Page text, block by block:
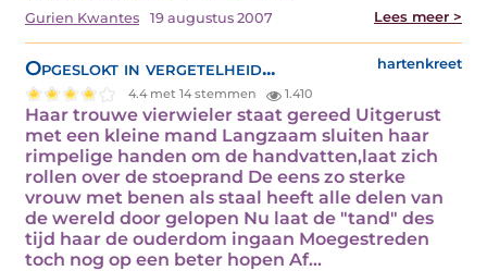
Gurien Kwantes 19 augustus 2007 Lees meer >
Opgeslokt in vergetelheid... hartenkreet
4.4 met 14 stemmen 1.410
Haar trouwe vierwieler staat gereed Uitgerust
met een kleine mand Langzaam sluiten haar
rimpelige handen om de handvatten,laat zich
rollen over de stoeprand De eens zo sterke
vrouw met benen als staal heeft alle delen van
de wereld door gelopen Nu laat de "tand" des
tijd haar de ouderdom ingaan Moegestreden
toch nog op een beter hopen Af…